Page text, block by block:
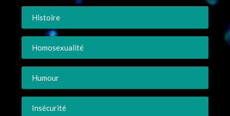
Histoire
Homosexualité
Humour
Insécurité